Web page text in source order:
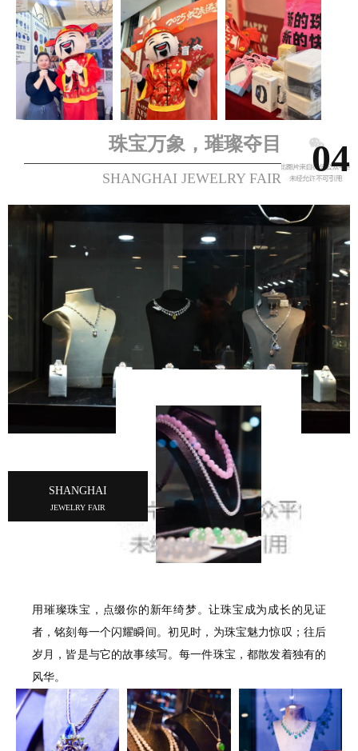
珠宝万象，璀璨夺目
SHANGHAI JEWELRY FAIR 04
SHANGHAI
JEWELRY FAIR
用璀璨珠宝，点缀你的新年绮梦。让珠宝成为成长的见证
者，铭刻每一个闪耀瞬间。初见时，为珠宝魅力惊叹；往后
岁月，皆是与它的故事续写。每一件珠宝，都散发着独有的
风华。